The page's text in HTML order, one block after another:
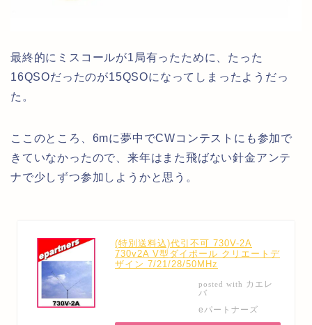
最終的にミスコールが1局有ったために、たった
16QSOだったのが15QSOになってしまったようだっ
た。
ここのところ、6mに夢中でCWコンテストにも参加で
きていなかったので、来年はまた飛ばない針金アンテ
ナで少しずつ参加しようかと思う。
(特別送料込)代引不可 730V-2A
730v2A V型ダイポール クリエートデ
ザイン 7/21/28/50MHz
posted with カエレ
バ
eパートナーズ